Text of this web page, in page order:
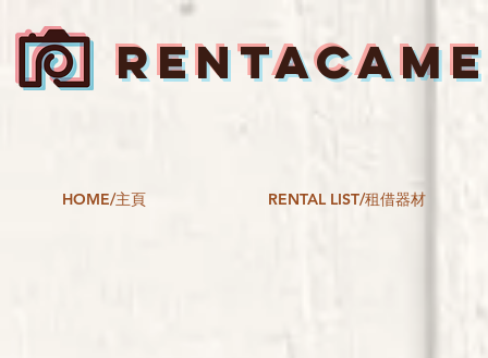
HOME/主頁 RENTAL LIST/租借器材